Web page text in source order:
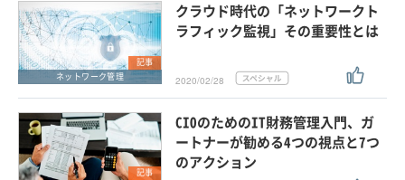
外部ニュース
スペシャルに限定する
タグ ×
× ITコスト削減
記事
ネットワーク管理
クラウド時代の「ネットワークト
ラフィック監視」その重要性とは
2020/02/28
記事
CIOのためのIT財務管理入門、ガ
ートナーが勧める4つの視点と7つ
のアクション